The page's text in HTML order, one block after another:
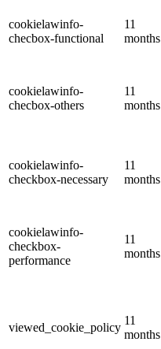
cookielawinfo-
checbox-functional
11
months
cookielawinfo-
checbox-others
11
months
cookielawinfo-
checkbox-necessary
11
months
cookielawinfo-
checkbox-
performance
11
months
viewed_cookie_policy
11
months